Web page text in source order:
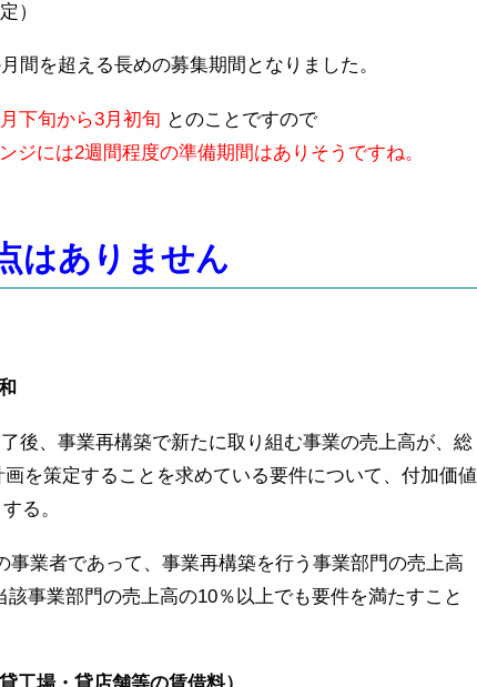
）
間を超える長めの募集期間とな りました。
下旬から3月初旬 とのことですので
ジには2週間程度の準備期間はあ りそうですね。
はありません
後、 事業再構築で新たに取り組む事業の売上高が、総
を策定することを求めている要件について、 付加価値
る。
業者であって、 事業再構築を行う事業部門の売上高
該事業部門の売上高の10％以上でも要件を満たすこと